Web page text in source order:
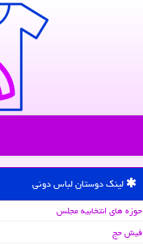
لینک دوستان لباس دونی
حوزه های انتخابیه مجلس
فیش حج